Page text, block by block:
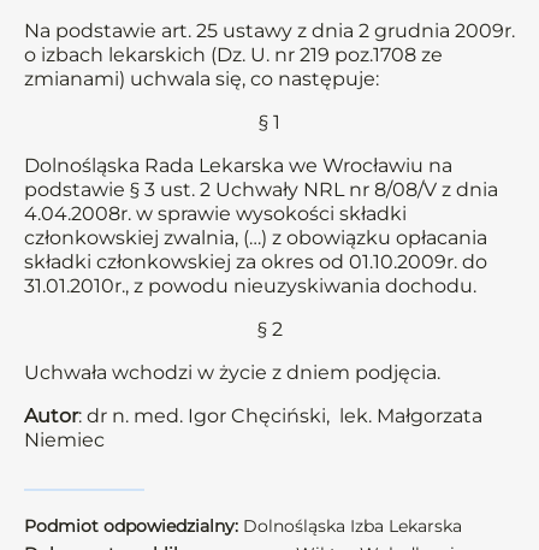
Na podstawie art. 25 ustawy z dnia 2 grudnia 2009r.
o izbach lekarskich (Dz. U. nr 219 poz.1708 ze
zmianami) uchwala się, co następuje:
§ 1
Dolnośląska Rada Lekarska we Wrocławiu na
podstawie § 3 ust. 2 Uchwały NRL nr 8/08/V z dnia
4.04.2008r. w sprawie wysokości składki
członkowskiej zwalnia, (…) z obowiązku opłacania
składki członkowskiej za okres od 01.10.2009r. do
31.01.2010r., z powodu nieuzyskiwania dochodu.
§ 2
Uchwała wchodzi w życie z dniem podjęcia.
Autor: dr n. med. Igor Chęciński, lek. Małgorzata
Niemiec
Podmiot odpowiedzialny: Dolnośląska Izba Lekarska